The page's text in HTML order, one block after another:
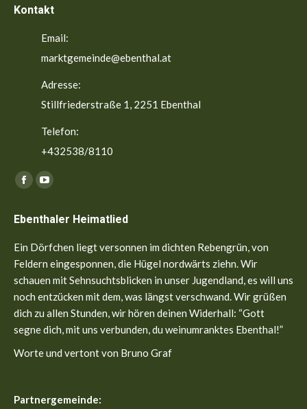
Kontakt
Email:
marktgemeinde@ebenthal.at
Adresse:
Stillfriederstraße 1, 2251 Ebenthal
Telefon:
+432538/8110
Finden Sie uns auf:
Facebook
opens
in
new
window
YouTube
opens
in
new
window
Ebenthaler Heimatlied
Ein Dörfchen liegt versonnen im dichten Rebengrün, von
Feldern eingesponnen, die Hügel nordwärts ziehn. Wir
schauen mit Sehnsuchtsblicken in unser Jugendland, es will uns
noch entzücken mit dem, was längst verschwand. Wir grüßen
dich zu allen Stunden, wir hören deinen Widerhall: “Gott
segne dich, mit uns verbunden, du weinumranktes Ebenthal!”
Worte und vertont von Bruno Graf
Partnergemeinde: